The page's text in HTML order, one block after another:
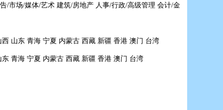
/市场/媒体/艺术 建筑/房地产 人事/行政/高级管理 会计/金
西 山东 青海 宁夏 内蒙古 西藏 新疆 香港 澳门 台湾
东 青海 宁夏 内蒙古 西藏 新疆 香港 澳门 台湾